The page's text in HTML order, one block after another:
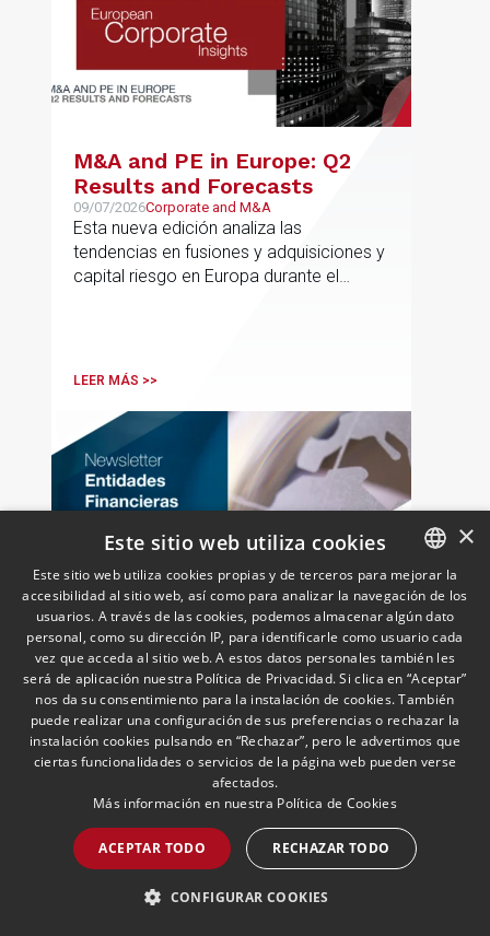
M&A and PE in Europe: Q2
Results and Forecasts
09/07/2026Corporate and M&A
Esta nueva edición analiza las
tendencias en fusiones y adquisiciones y
capital riesgo en Europa durante el
LEER MÁS >>
Newsletter Entidades
Financieras y Seguros | Julio
2026
08/07/2026Entidades Financieras & Seguros
Analizamos las últimas novedades en
materia de entidades financieras y
seguros
LEER MÁS >>
SPANISH
ENGLISH
PORTUGUESE
×
Este sitio web utiliza cookies
Este sitio web utiliza cookies propias y de terceros para mejorar la
accesibilidad al sitio web, así como para analizar la navegación de los
usuarios. A través de las cookies, podemos almacenar algún dato
personal, como su dirección IP, para identificarle como usuario cada
vez que acceda al sitio web. A estos datos personales también les
será de aplicación nuestra Política de Privacidad. Si clica en “Aceptar”
nos da su consentimiento para la instalación de cookies. También
puede realizar una configuración de sus preferencias o rechazar la
instalación cookies pulsando en “Rechazar”, pero le advertimos que
ciertas funcionalidades o servicios de la página web pueden verse
afectados.
Más información en nuestra Política de Cookies
ACEPTAR TODO RECHAZAR TODO
CONFIGURAR COOKIES